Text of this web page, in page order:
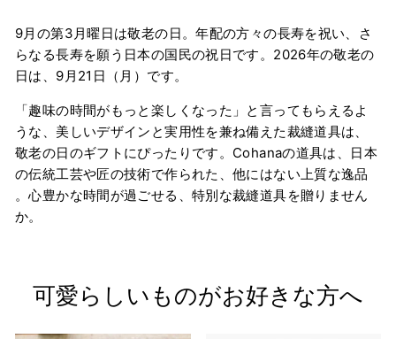
9月の第3月曜日は敬老の日。年配の方々の長寿を祝い、さ
らなる長寿を願う日本の国民の祝日です。2026年の敬老の
日は、9月21日（月）です。
「趣味の時間がもっと楽しくなった」と言ってもらえるよ
うな、美しいデザインと実用性を兼ね備えた裁縫道具は、
敬老の日のギフトにぴったりです。Cohanaの道具は、日本
の伝統工芸や匠の技術で作られた、他にはない上質な逸品
。心豊かな時間が過ごせる、特別な裁縫道具を贈りません
か。
可愛らしいものがお好きな方へ